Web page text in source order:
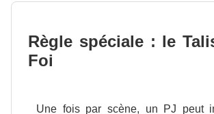
Règle spéciale : le
Foi
Une fois par scène, un PJ peut